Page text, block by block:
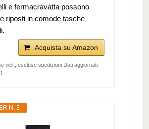
e fermacravatta possono
riposti in comode tasche
Acquista su Amazon
incl., escluse spedizioni Dati aggiornati
N. 3